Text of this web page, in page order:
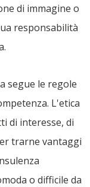
di immagine o
responsabilità
segue le regole
L'etica
di interesse, di
trarne vantaggi
o difficile da